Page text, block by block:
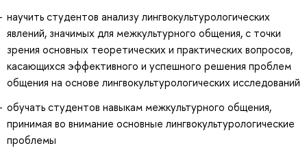
научить студентов анализу лингвокультурологических
явлений, значимых для межкультурного общения, с точки
зрения основных теоретических и практических вопросов,
касающихся эффективного и успешного решения проблем
общения на основе лингвокультурологических исследований
обучать студентов навыкам межкультурного общения,
принимая во внимание основные лингвокультурологические
проблемы